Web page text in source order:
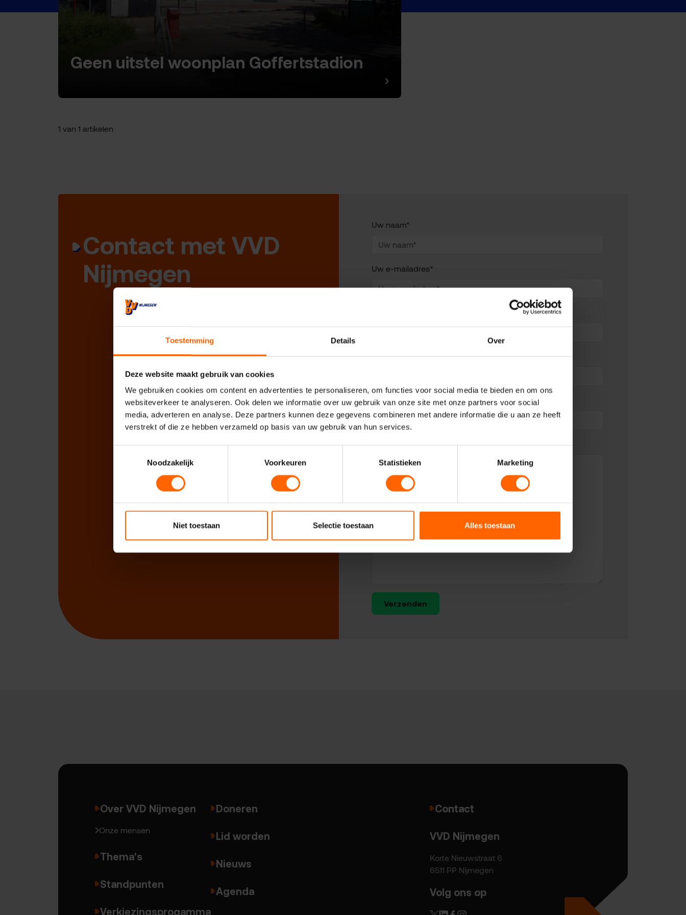
Toestemming Details Over
Deze website maakt gebruik van cookies
We gebruiken cookies om content en advertenties te personaliseren, om functies voor social media te bieden en om ons
websiteverkeer te analyseren. Ook delen we informatie over uw gebruik van onze site met onze partners voor social
media, adverteren en analyse. Deze partners kunnen deze gegevens combineren met andere informatie die u aan ze heeft
verstrekt of die ze hebben verzameld op basis van uw gebruik van hun services.
Noodzakelijk
Voorkeuren Statistieken Marketing
Niet toestaan Selectie toestaan Alles toestaan
Geen uitstel woonplan Goffertstadion
1 van 1 artikelen
Contact met VVD
Nijmegen
Uw naam*
Uw e-mailadres*
Uw woonplaats
Geadresseerde
Uw vraag of opmerking
Verzenden
Over VVD Nijmegen
Onze mensen
Thema's
Standpunten
Verkiezingsprogamma
Doneren
Lid worden
Nieuws
Agenda
Contact
VVD Nijmegen
Korte Nieuwstraat 6
6511 PP Nijmegen
Volg ons op